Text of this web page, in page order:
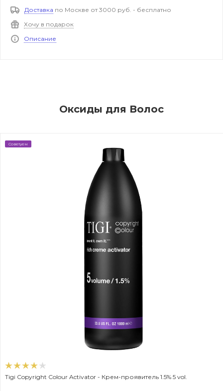
Доставка по Москве от 3000 руб. - бесплатно
Хочу в подарок
Описание
Оксиды для Волос
Советуем
Tigi Copyright Colour Activator - Крем-проявитель 1.5% 5 vol.